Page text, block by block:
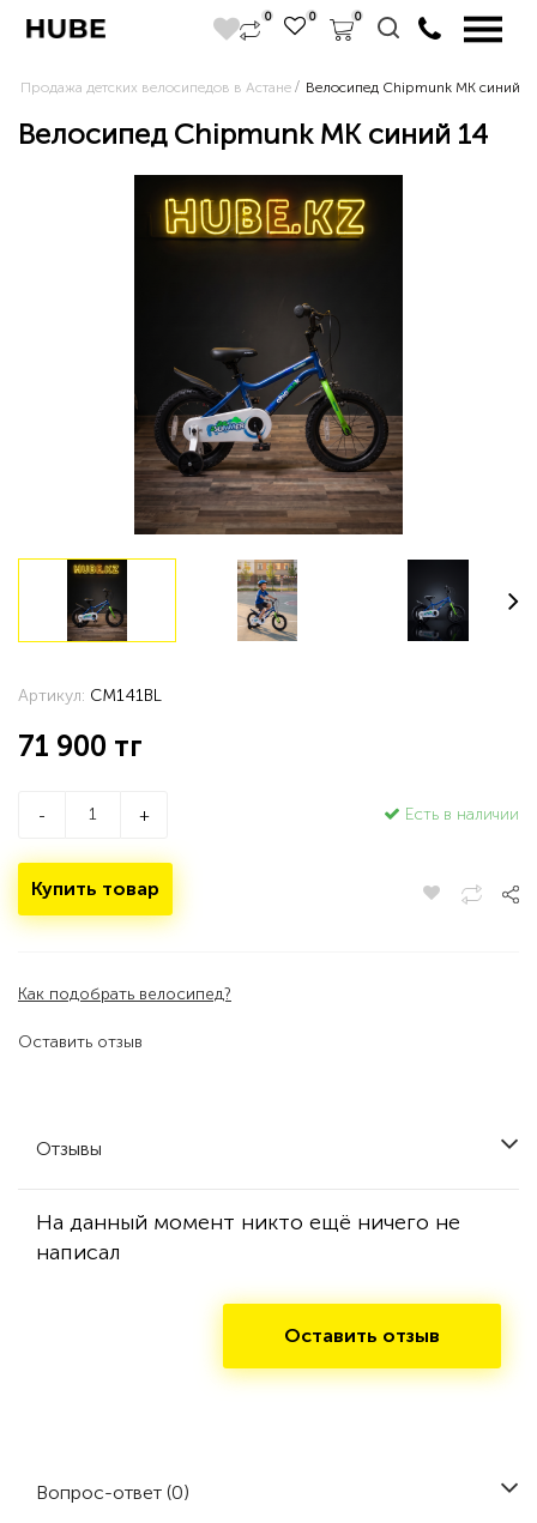
0 0 0
Продажа детских велосипедов в Астане Велосипед Chipmunk MK синий 14
Велосипед Chipmunk MK синий 14
Оставить отзыв
Артикул: CM141BL
71 900 тг
- + Есть в наличии
Купить товар
Как подобрать велосипед?
Отзывы
На данный момент никто ещё ничего не
написал
Оставить отзыв
Вопрос-ответ (0)